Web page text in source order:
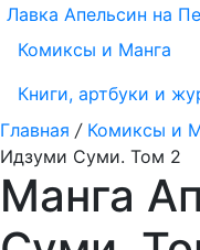
Лавка Апельсин на
Комиксы и Манга
Книги, артбуки и
Главная / Комиксы и
Идзуми Суми. Том 2
Манга